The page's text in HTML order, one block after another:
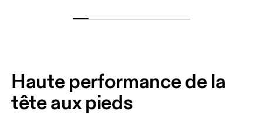
Haute performance de la
tête aux pieds